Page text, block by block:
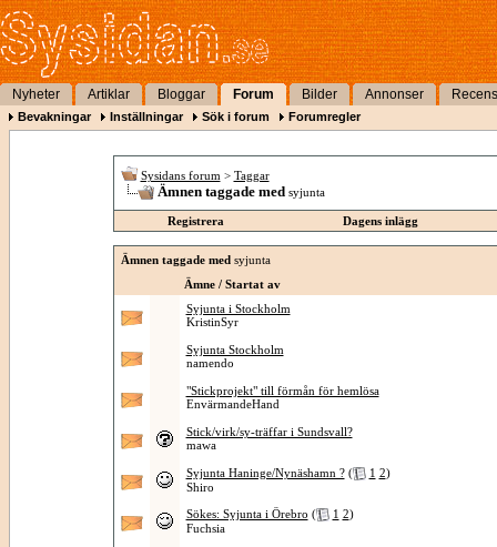
Nyheter Artiklar Bloggar Forum Bilder Annonser
Bevakningar Inställningar Sök i forum Forumregler
Sysidans forum > Taggar
Ämnen taggade med syjunta
Registrera Dagens inlägg
Ämnen taggade med syjunta
Ämne / Startat av
Syjunta i Stockholm
KristinSyr
Syjunta Stockholm
namendo
"Stickprojekt" till förmån för hemlösa
EnvärmandeHand
Stick/virk/sy-träffar i Sundsvall?
mawa
Syjunta Haninge/Nynäshamn ? ( 1 2)
Shiro
Sökes: Syjunta i Örebro ( 1 2)
Fuchsia